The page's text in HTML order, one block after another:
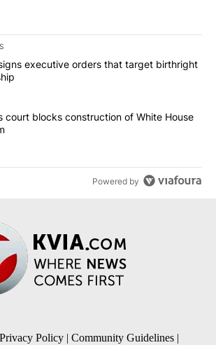
of the most commented articles in the last
"Trump signs executive orders that
executive orders that target birthright
"Appeals court blocks construction of
court blocks construction of White House
Powered by
Privacy Policy | Community Guidelines |